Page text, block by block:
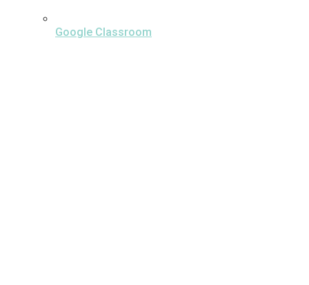
Google Classroom